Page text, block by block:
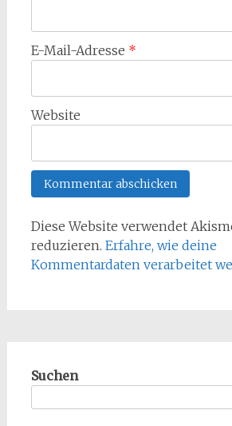
E-Mail-Adresse *
Website
Diese Website verwendet
reduzieren. Erfahre, wie deine
Kommentardaten verarbeitet
Suchen